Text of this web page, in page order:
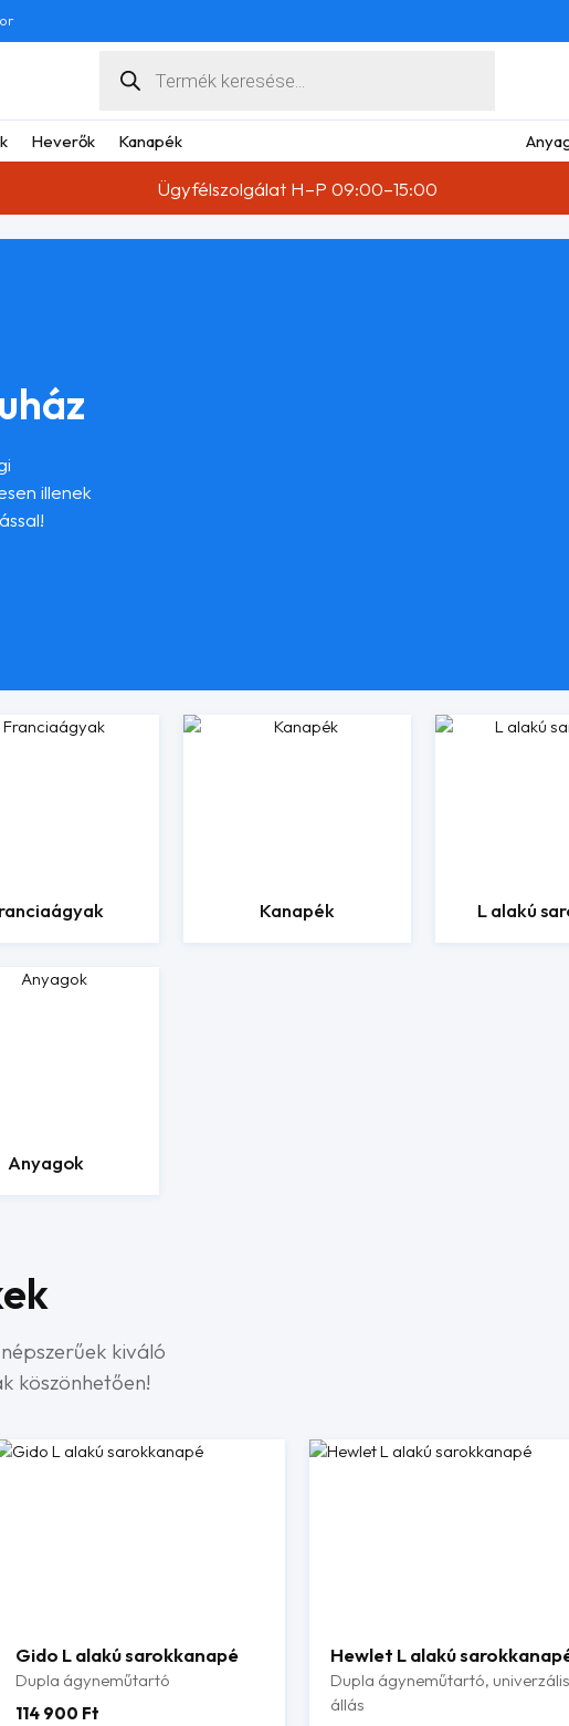
search
Heverők Kanapék
Ügyfélszolgálat H–P 09:00–15:00
illenek
Kanapék L alakú
Anyagok
kiváló
köszönhetően!
Gido L alakú sarokkanapé
Dupla ágyneműtartó
114 900 Ft
Hewlet L alakú
Dupla ágyneműtartó, univerzális
állás